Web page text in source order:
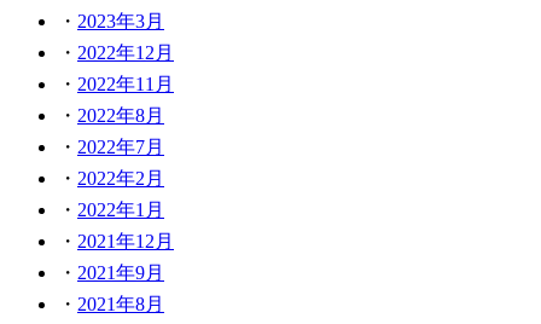
2023年3月
2022年12月
2022年11月
2022年8月
2022年7月
2022年2月
2022年1月
2021年12月
2021年9月
2021年8月